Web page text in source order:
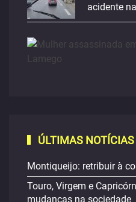
acidente
ÚLTIMAS NOTÍCIAS
Montiqueijo: retribuir à
Touro, Virgem e
mudanças na sociedade